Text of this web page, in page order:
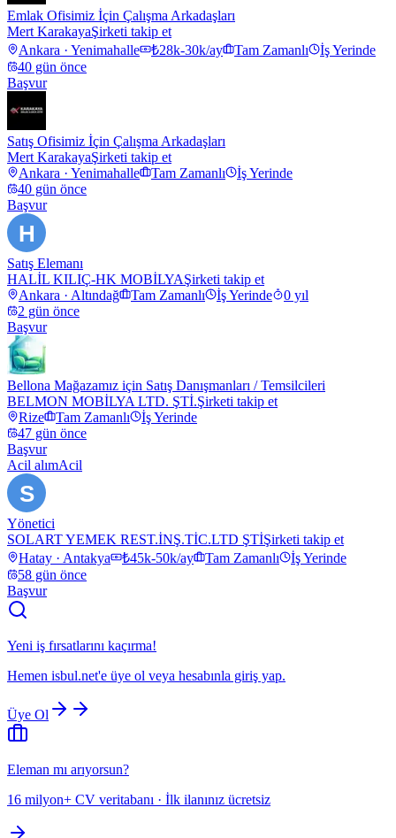
Emlak Ofisimiz İçin Çalışma Arkadaşları
Mert KarakayaŞirketi takip et
Ankara · Yenimahalle
₺28k-30k/ay Tam Zamanlı
İş Yerinde
40 gün önce
Başvur
Satış Ofisimiz İçin Çalışma Arkadaşları
Mert KarakayaŞirketi takip et
Ankara · Yenimahalle
Tam Zamanlı
İş Yerinde
40 gün önce
Başvur
H
Satış Elemanı
HALİL KILIÇ-HK MOBİLYAŞirketi takip et
Ankara · Altındağ
Tam Zamanlı İş Yerinde
0 yıl
2 gün önce
Başvur
Bellona Mağazamız için Satış Danışmanları / Temsilcileri
BELMON MOBİLYA LTD. ŞTİ.Şirketi takip et
Rize
Tam Zamanlı
İş Yerinde
47 gün önce
Başvur
Acil alımAcil
S
Yönetici
SOLART YEMEK REST.İNŞ.TİC.LTD ŞTİŞirketi takip et
Hatay · Antakya
₺45k-50k/ay Tam Zamanlı
İş Yerinde
58 gün önce
Başvur
Yeni iş fırsatlarını kaçırma!
Hemen isbul.net'e üye ol veya hesabınla giriş yap.
Üye Ol
Eleman mı arıyorsun?
16 milyon+ CV veritabanı · İlk ilanınız ücretsiz